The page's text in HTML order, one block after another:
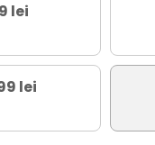
lei
lei